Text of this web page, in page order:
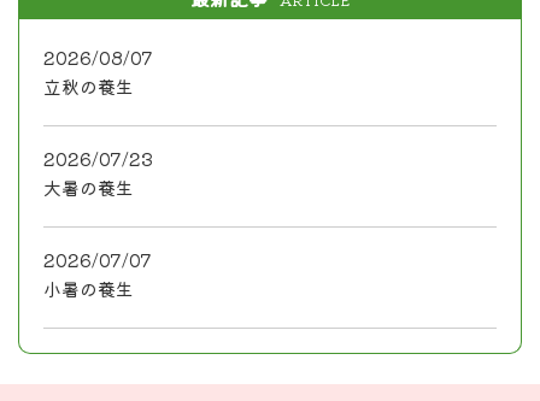
2026/08/07
立秋の養生
2026/07/23
大暑の養生
2026/07/07
小暑の養生